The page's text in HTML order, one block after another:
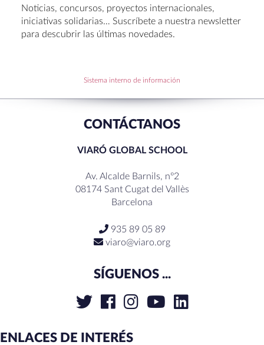
Hábitos saludables: 8 consejos prácticos para
disfrutar la Navidad.
RECENT COMMENTS
Noticias, concursos, proyectos internacionales,
iniciativas solidarias… Suscríbete a nuestra newsletter
para descubrir las últimas novedades.
Sistema interno de información
CONTÁCTANOS
VIARÓ GLOBAL SCHOOL
Av. Alcalde Barnils, nº2
08174 Sant Cugat del Vallès
Barcelona
935 89 05 89
viaro@viaro.org
SÍGUENOS ...
ENLACES DE INTERÉS